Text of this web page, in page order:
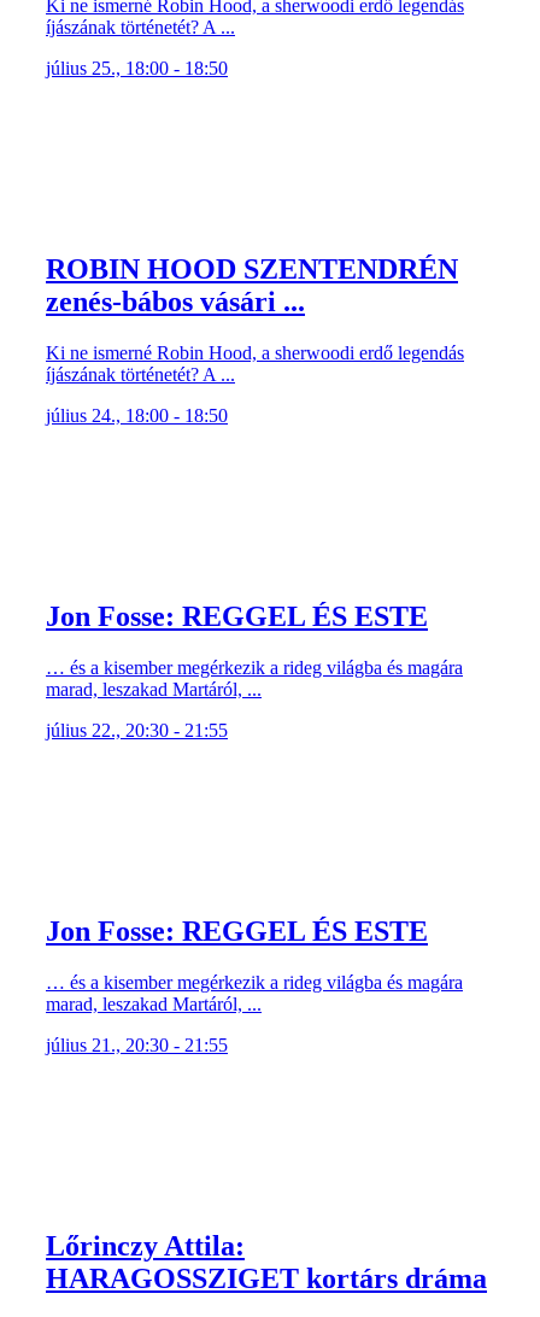
Ki ne ismerné Robin Hood, a sherwoodi erdő legendás
íjászának történetét? A ...
július 25., 18:00 - 18:50
ROBIN HOOD SZENTENDRÉN
zenés-bábos vásári ...
Ki ne ismerné Robin Hood, a sherwoodi erdő legendás
íjászának történetét? A ...
július 24., 18:00 - 18:50
Jon Fosse: REGGEL ÉS ESTE
… és a kisember megérkezik a rideg világba és magára
marad, leszakad Martáról, ...
július 22., 20:30 - 21:55
Jon Fosse: REGGEL ÉS ESTE
… és a kisember megérkezik a rideg világba és magára
marad, leszakad Martáról, ...
július 21., 20:30 - 21:55
Lőrinczy Attila:
HARAGOSSZIGET kortárs dráma